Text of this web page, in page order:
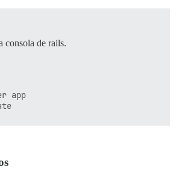
consola de rails.
app